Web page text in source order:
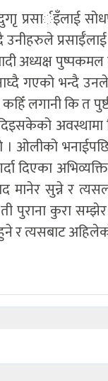
प्रसार्इँलाई
अध्यक्ष
गएको भन्दै
लगानी कि त
अवस्थामा
ओलीको
दिएका
मानेर सुन्ने र
पुराना कुरा
र त्यसबाट